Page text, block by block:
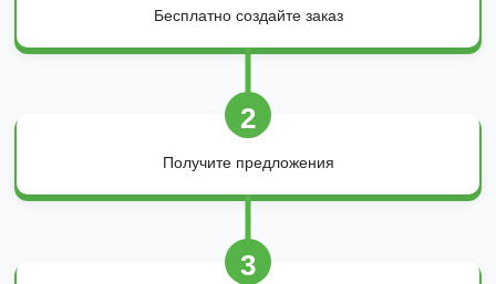
Бесплатно создайте заказ
2
Получите предложения
3